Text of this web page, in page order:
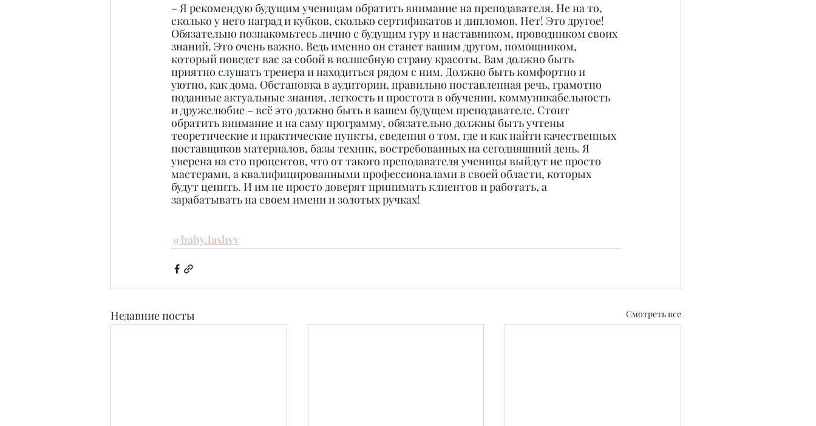
– Я рекомендую будущим ученицам обратить внимание на преподавателя. Не на то,
сколько у него наград и кубков, сколько сертификатов и дипломов. Нет! Это другое!
Обязательно познакомьтесь лично с будущим гуру и наставником, проводником своих
знаний. Это очень важно. Ведь именно он станет вашим другом, помощником,
который поведет вас за собой в волшебную страну красоты. Вам должно быть
приятно слушать тренера и находиться рядом с ним. Должно быть комфортно и
уютно, как дома. Обстановка в аудитории, правильно поставленная речь, грамотно
поданные актуальные знания, легкость и простота в обучении, коммуникабельность
и дружелюбие – всё это должно быть в вашем будущем преподавателе. Стоит
обратить внимание и на саму программу, обязательно должны быть учтены
теоретические и практические пункты, сведения о том, где и как найти качественных
поставщиков материалов, базы техник, востребованных на сегодняшний день. Я
уверена на сто процентов, что от такого преподавателя ученицы выйдут не просто
мастерами, а квалифицированными профессионалами в своей области, которых
будут ценить. И им не просто доверят принимать клиентов и работать, а
зарабатывать на своем имени и золотых ручках!
@baby.lashvv
Недавние посты Смотреть все